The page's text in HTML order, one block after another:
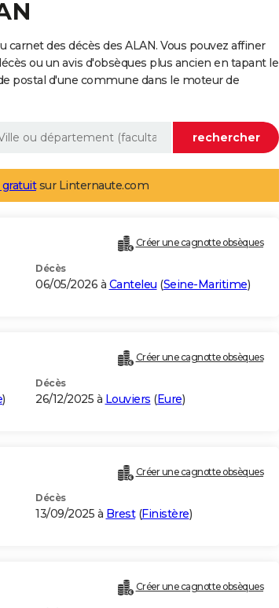
des décès des ALAN. Vous pouvez affiner
ou un avis d'obsèques plus ancien en tapant le
postal d'une commune dans le moteur de
gratuitsur Linternaute.com
Créer une cagnotte obsèques
Décès
06/05/2026 à Canteleu (Seine-Maritime)
Créer une cagnotte obsèques
)
Décès
26/12/2025 à Louviers (Eure)
Créer une cagnotte obsèques
Décès
13/09/2025 à Brest(Finistère)
Créer une cagnotte obsèques